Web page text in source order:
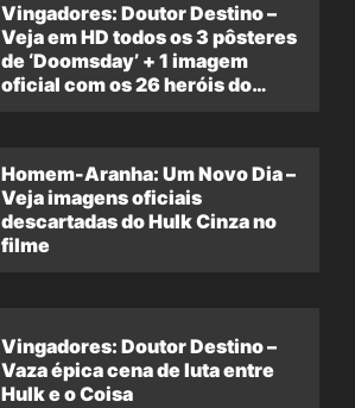
Vingadores: Doutor Destino –
Veja em HD todos os 3 pôsteres
de ‘Doomsday’ + 1 imagem
oficial com os 26 heróis do
Homem-Aranha: Um Novo Dia –
Veja imagens oficiais
descartadas do Hulk Cinza no
filme
Vingadores: Doutor Destino –
Vaza épica cena de luta entre
Hulk e o Coisa